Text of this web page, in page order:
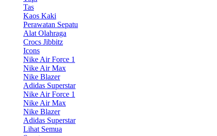
Tas
Kaos Kaki
Perawatan Sepatu
Alat Olahraga
Crocs Jibbitz
Icons
Nike Air Force 1
Nike Air Max
Nike Blazer
Adidas Superstar
Nike Air Force 1
Nike Air Max
Nike Blazer
Adidas Superstar
Lihat Semua